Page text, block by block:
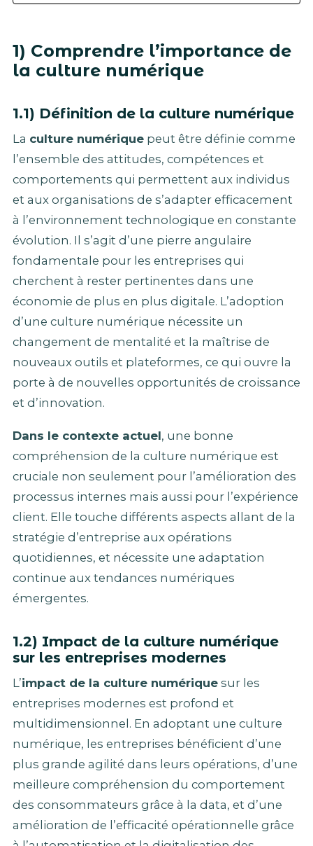
1) Comprendre l’importance de
la culture numérique
1.1) Définition de la culture numérique
La culture numérique peut être définie comme
l’ensemble des attitudes, compétences et
comportements qui permettent aux individus
et aux organisations de s’adapter efficacement
à l’environnement technologique en constante
évolution. Il s’agit d’une pierre angulaire
fondamentale pour les entreprises qui
cherchent à rester pertinentes dans une
économie de plus en plus digitale. L’adoption
d’une culture numérique nécessite un
changement de mentalité et la maîtrise de
nouveaux outils et plateformes, ce qui ouvre la
porte à de nouvelles opportunités de croissance
et d’innovation.
Dans le contexte actuel, une bonne
compréhension de la culture numérique est
cruciale non seulement pour l’amélioration des
processus internes mais aussi pour l’expérience
client. Elle touche différents aspects allant de la
stratégie d’entreprise aux opérations
quotidiennes, et nécessite une adaptation
continue aux tendances numériques
émergentes.
1.2) Impact de la culture numérique
sur les entreprises modernes
L’impact de la culture numérique sur les
entreprises modernes est profond et
multidimensionnel. En adoptant une culture
numérique, les entreprises bénéficient d’une
plus grande agilité dans leurs opérations, d’une
meilleure compréhension du comportement
des consommateurs grâce à la data, et d’une
amélioration de l’efficacité opérationnelle grâce